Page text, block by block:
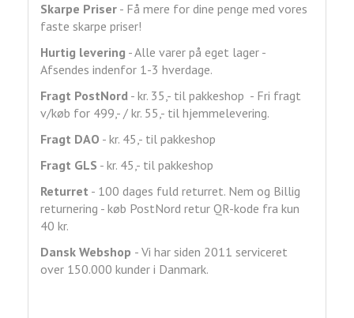
Skarpe Priser - Få mere for dine penge med vores
faste skarpe priser!
Hurtig levering - Alle varer på eget lager -
Afsendes indenfor 1-3 hverdage.
Fragt PostNord - kr. 35,- til pakkeshop - Fri fragt
v/køb for 499,- / kr. 55,- til hjemmelevering.
Fragt DAO - kr. 45,- til pakkeshop
Fragt GLS - kr. 45,- til pakkeshop
Returret - 100 dages fuld returret. Nem og Billig
returnering - køb PostNord retur QR-kode fra kun
40 kr.
Dansk Webshop - Vi har siden 2011 serviceret
over 150.000 kunder i Danmark.